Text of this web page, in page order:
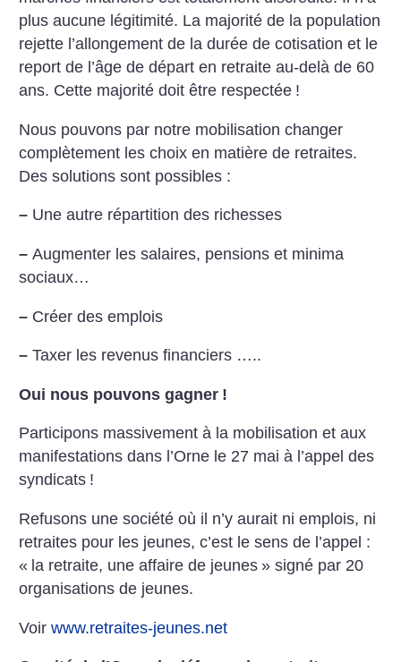
plus aucune légitimité. La majorité de la population
rejette l’allongement de la durée de cotisation et le
report de l’âge de départ en retraite au-delà de 60
ans. Cette majorité doit être respectée !
Nous pouvons par notre mobilisation changer
complètement les choix en matière de retraites.
Des solutions sont possibles :
– Une autre répartition des richesses
– Augmenter les salaires, pensions et minima
sociaux…
– Créer des emplois
– Taxer les revenus financiers …..
Oui nous pouvons gagner !
Participons massivement à la mobilisation et aux
manifestations dans l’Orne le 27 mai à l’appel des
syndicats !
Refusons une société où il n’y aurait ni emplois, ni
retraites pour les jeunes, c’est le sens de l’appel :
« la retraite, une affaire de jeunes » signé par 20
organisations de jeunes.
Voirwww.retraites-jeunes.net